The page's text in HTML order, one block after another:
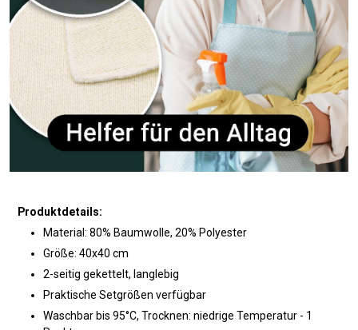
Produktdetails:
Material: 80% Baumwolle, 20% Polyester
Größe: 40x40 cm
2-seitig gekettelt, langlebig
Praktische Setgrößen verfügbar
Waschbar bis 95°C, Trocknen: niedrige Temperatur - 1